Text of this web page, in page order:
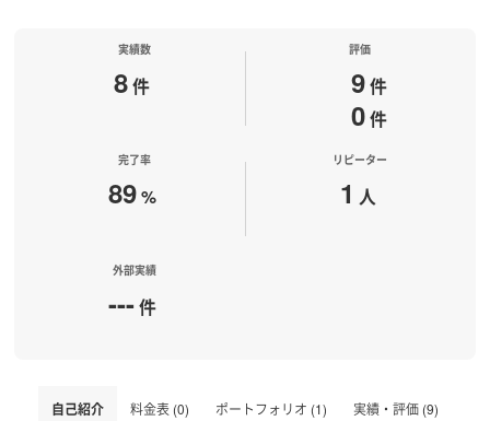
実績数
8件
評価
9件
0件
完了率
89%
リピーター
1 人
外部実績
---件
自己紹介 料金表 (0) ポートフォリオ (1) 実績・評価 (9)